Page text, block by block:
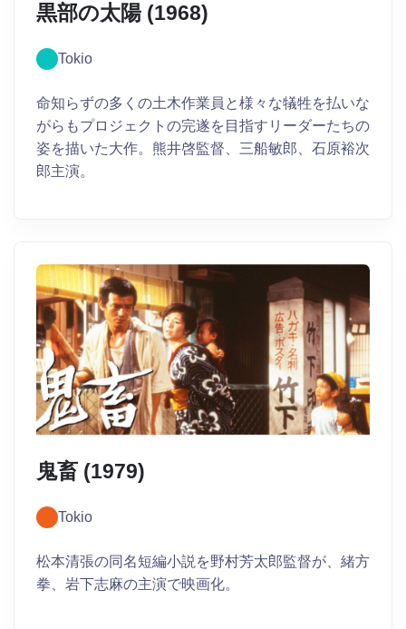
黒部の太陽 (1968)
Tokio
命知らずの多くの土木作業員と様々な犠牲を払いな
がらもプロジェクトの完遂を目指すリーダーたちの
姿を描いた大作。熊井啓監督、三船敏郎、石原裕次
郎主演。
鬼畜 (1979)
Tokio
松本清張の同名短編小説を野村芳太郎監督が、緒方
拳、岩下志麻の主演で映画化。